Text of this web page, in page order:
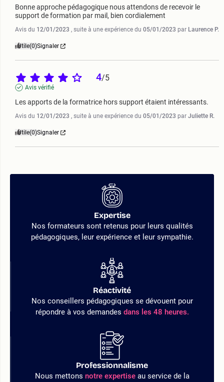
Bonne approche pédagogique nous attendons de recevoir le
support de formation par mail, bien cordialement
Avis du 12/01/2023 , suite à une expérience du 05/01/2023 par Laurence P.
Utile(0)Signaler
4/5
Avis vérifié
Les apports de la formatrice hors support étaient intéressants.
Avis du 12/01/2023 , suite à une expérience du 05/01/2023 par Juliette R.
Utile(0)Signaler
Expertise
Nos formateurs sont retenus pour leurs qualités
pédagogiques, leur expérience et leur sympathie.
Réactivité
Nos conseillers pédagogiques se dévouent pour
répondre à vos demandes dans les 48 heures.
Professionnalisme
Nous mettons notre expertiseau service de la